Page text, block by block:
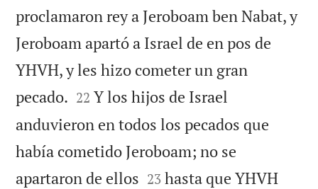
proclamaron rey a Jeroboam ben Nabat, y
Jeroboam apartó a Israel de en pos de
YHVH, y les hizo cometer un gran
pecado. 

22 Y los hijos de Israel
anduvieron en todos los pecados que
había cometido Jeroboam; no se
apartaron de ellos 

23 hasta que YHVH